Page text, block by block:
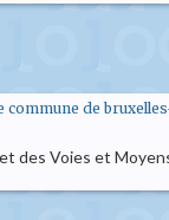
de
des Voies et